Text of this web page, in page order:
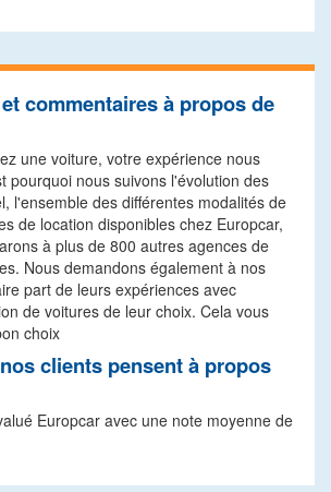
commentaires à propos de
une voiture, votre expérience nous
pourquoi nous suivons l'évolution des
l'ensemble des différentes modalités de
de location disponibles chez Europcar,
à plus de 800 autres agences de
Nous demandons également à nos
part de leurs expériences avec
de voitures de leur choix. Cela vous
choix
clients pensent à propos
Europcar avec une note moyenne de